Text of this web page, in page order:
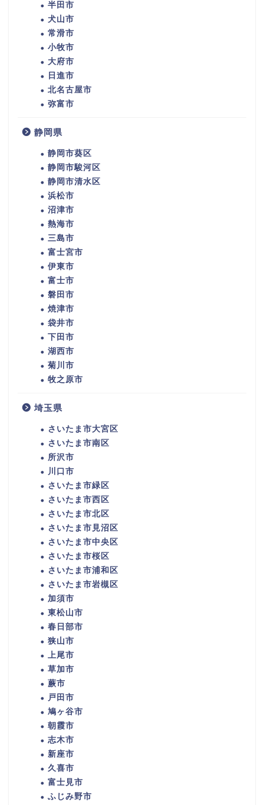
半田市
犬山市
常滑市
小牧市
大府市
日進市
北名古屋市
弥富市
静岡県
静岡市葵区
静岡市駿河区
静岡市清水区
浜松市
沼津市
熱海市
三島市
富士宮市
伊東市
富士市
磐田市
焼津市
袋井市
下田市
湖西市
菊川市
牧之原市
埼玉県
さいたま市大宮区
さいたま市南区
所沢市
川口市
さいたま市緑区
さいたま市西区
さいたま市北区
さいたま市見沼区
さいたま市中央区
さいたま市桜区
さいたま市浦和区
さいたま市岩槻区
加須市
東松山市
春日部市
狭山市
上尾市
草加市
蕨市
戸田市
鳩ヶ谷市
朝霞市
志木市
新座市
久喜市
富士見市
ふじみ野市